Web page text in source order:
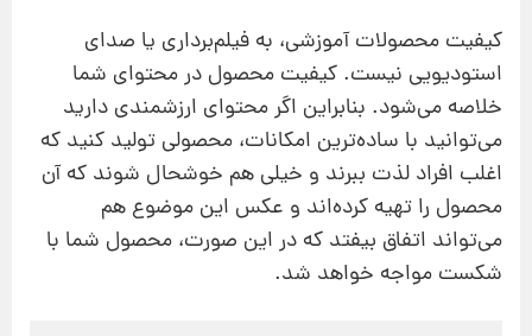
کیفیت محصولات آموزشی، به فیلم‌برداری یا صدای
استودیویی نیست. كیفیت محصول در محتوای شما
خلاصه می‌شود. بنابراین اگر محتوای ارزشمندی دارید
می‌توانید با ساده‌ترین امكانات، محصولی تولید كنید كه
اغلب افراد لذت ببرند و خیلی هم خوشحال شوند كه آن
محصول را تهیه كرده‌اند و عكس این موضوع هم
می‌تواند اتفاق بیفتد که در این صورت، محصول شما با
شكست مواجه خواهد شد.